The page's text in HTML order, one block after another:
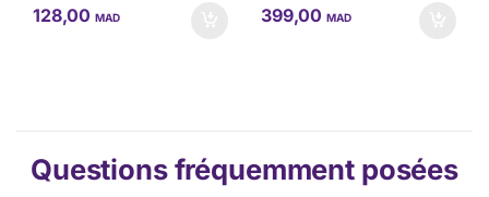
128,00MAD 399,00MAD
Questions fréquemment posées